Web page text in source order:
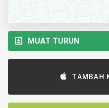
MUAT TURUN
TAMBAH